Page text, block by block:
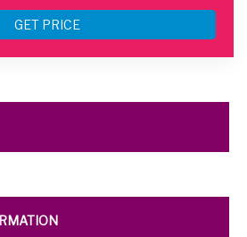
GET PRICE